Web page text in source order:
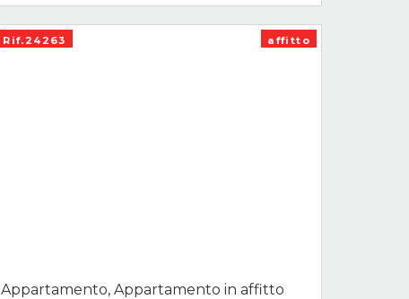
Rif.24263 affitto
Appartamento, Appartamento in affitto